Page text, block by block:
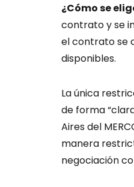
¿Cómo se
contrato y se
el contrato se
disponibles.
La única
de forma
Aires del
manera
negociación